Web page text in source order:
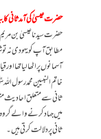
حضرت عیسیٰ کی آمد ثانی
حضرت سیدنا عیسیٰ بن
مطابق آپ کو یہودی نہ تو
آسمانوں پر اٹھا لیا تھا
خاتم النبیین محمد
ثانی سے متعلق احادیث
میں جہاد کرنے والے
ثانی پر دلالت کرتی ہیں۔